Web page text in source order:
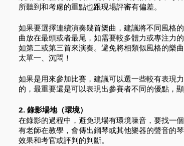
所聽到和考慮的重點也跟現場評審有偏差。
如果要選擇連續演奏幾首樂曲，建議將不同風格
曲放在最頭或者最尾，如需要較多體力或專注力
如第二或第三首來演奏。避免將相類似風格的樂
太單一、沉悶！
如果是用來參加比賽，建議可以選一些較有表現
的，最重要還是可以表現出參賽者不同的優點，
2. 錄影場地（環境）
在錄影的過程中，避免現場有環境噪音，要找一
有老師在教學，會傳出鋼琴或其他樂器的聲音的
效果和考官或評判的判斷。